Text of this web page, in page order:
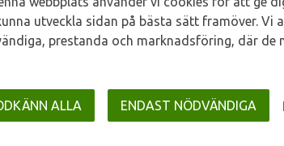
Entreprenörsdialog skapar trygg service
skapar
utveckla sidan på bästa sätt framöver. Vi
prestanda och marknadsföring, där
ALLA ENDAST NÖDVÄNDIGA